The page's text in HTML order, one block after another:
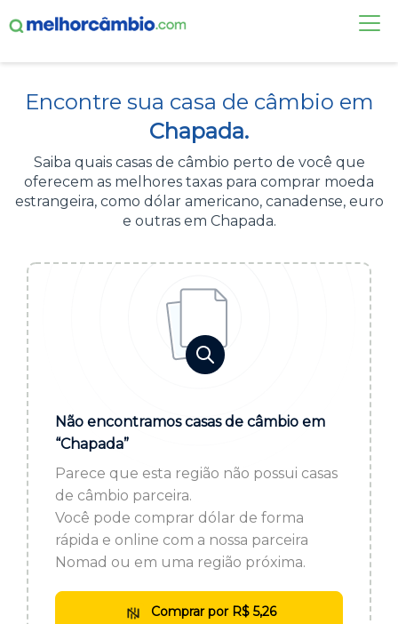
CASAS DE CÂMBIO
DÓLAR HOJE
ALERTA DE CÂMBIO
Acesse sua conta:
BROKER DE OFERTAS
ou cadastre-se se ainda não tem registro:
Encontre sua casa de câmbio em
Chapada.
Saiba quais casas de câmbio perto de você que
oferecem as melhores taxas para comprar moeda
estrangeira, como dólar americano, canadense, euro
e outras em Chapada.
Não encontramos casas de câmbio em
“Chapada”
Parece que esta região não possui casas
de câmbio parceira.
Você pode comprar dólar de forma
rápida e online com a nossa parceira
Nomad ou em uma região próxima.
Comprar por R$ 5,26